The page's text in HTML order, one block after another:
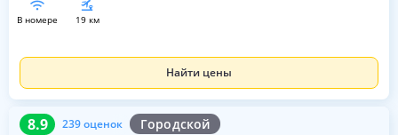
в номере 19 км
Найти цены
8.9 239 оценок Городской
8.9 239 оценок